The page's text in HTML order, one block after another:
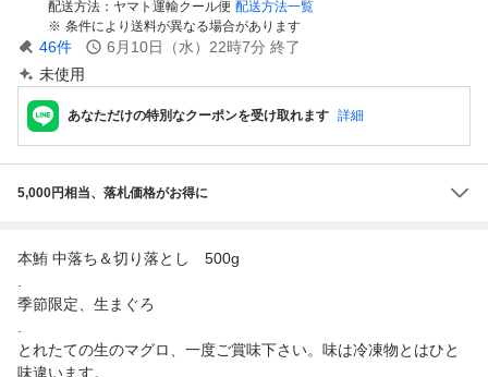
配送方法
ヤマト運輸クール便 配送方法一覧
条件により送料が異なる場合があります
46件 6月10日（水）22時7分 終了
未使用
あなただけの特別なクーポンを受け取れます 詳細
5,000円相当、落札価格がお得に
本鮪 中落ち＆切り落とし 500g
季節限定、生まぐろ
とれたての生のマグロ、一度ご賞味下さい。味は冷凍物とはひと
味違います。